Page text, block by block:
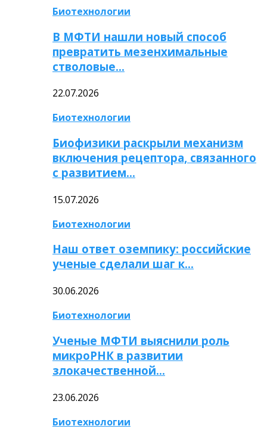
Биотехнологии
В МФТИ нашли новый способ
превратить мезенхимальные
стволовые…
22.07.2026
Биотехнологии
Биофизики раскрыли механизм
включения рецептора, связанного
с развитием…
15.07.2026
Биотехнологии
Наш ответ оземпику: российские
ученые сделали шаг к…
30.06.2026
Биотехнологии
Ученые МФТИ выяснили роль
микроРНК в развитии
злокачественной…
23.06.2026
Биотехнологии